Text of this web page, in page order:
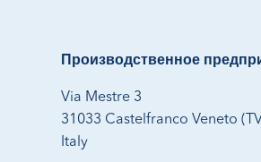
Производственное
Via Mestre 3
31033 Castelfranco Veneto
Italy